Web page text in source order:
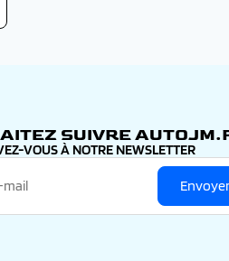
SUIVRE
VOUS À NOTRE NEWSLETTER